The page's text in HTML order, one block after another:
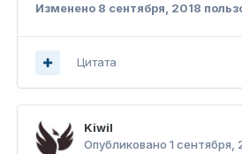
Изменено 8 сентября, 2018
Цитата
Kiwil
Опубликовано 1 сентября,